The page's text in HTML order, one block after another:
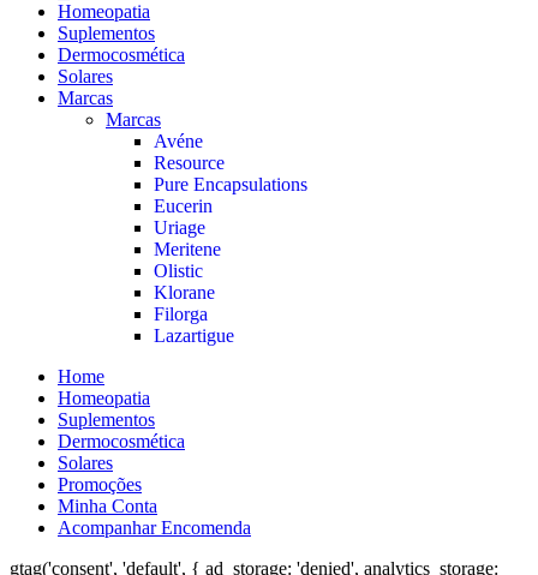
Homeopatia
Suplementos
Dermocosmética
Solares
Marcas
Marcas
Avéne
Resource
Pure Encapsulations
Eucerin
Uriage
Meritene
Olistic
Klorane
Filorga
Lazartigue
Home
Homeopatia
Suplementos
Dermocosmética
Solares
Promoções
Minha Conta
Acompanhar Encomenda
gtag('consent', 'default', { ad_storage: 'denied', analytics_storage: